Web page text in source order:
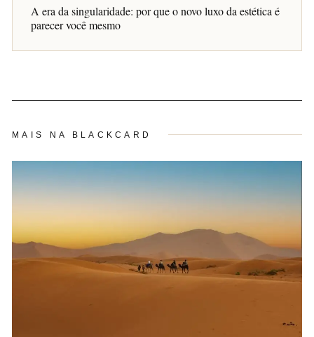
A era da singularidade: por que o novo luxo da estética é
parecer você mesmo
MAIS NA BLACKCARD